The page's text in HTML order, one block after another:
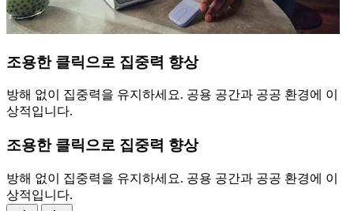
조용한 클릭으로 집중력 향상
방해 없이 집중력을 유지하세요. 공용 공간과 공공 환경에 이
상적입니다.
조용한 클릭으로 집중력 향상
방해 없이 집중력을 유지하세요. 공용 공간과 공공 환경에 이
상적입니다.